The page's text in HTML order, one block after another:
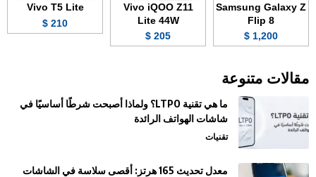
Samsung Galaxy Z
Flip 8
1,200 $
Vivo iQOO Z11
Lite 44W
205 $
Vivo T5 Lite
210 $
مقالات متنوعة
ما هي تقنية LTPO؟ ولماذا أصبحت شرطًا أساسيًا في
شاشات الهواتف الرائدة
تقنيات
معدل تحديث 165 هرتز: أقصى سلاسة في الشاشات